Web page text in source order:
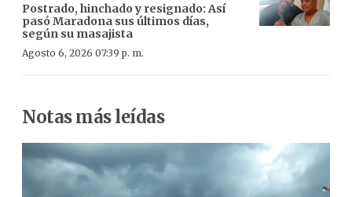
Postrado, hinchado y resignado: Así
pasó Maradona sus últimos días,
según su masajista
Agosto 6, 2026 07:39 p. m.
Notas más leídas